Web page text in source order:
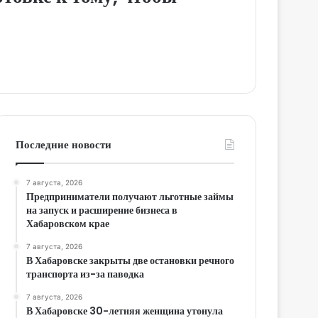
Последние новости
7 августа, 2026
Предприниматели получают льготные займы
на запуск и расширение бизнеса в
Хабаровском крае
7 августа, 2026
В Хабаровске закрыты две остановки речного
транспорта из-за паводка
7 августа, 2026
В Хабаровске 30-летняя женщина утонула